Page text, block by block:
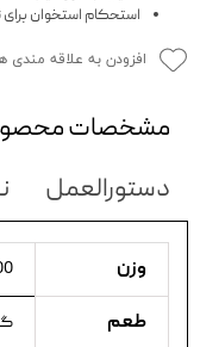
استحکام استخوان
افزودن به علاقه مندی
مشخصات
دستورالعمل
وزن
طعم